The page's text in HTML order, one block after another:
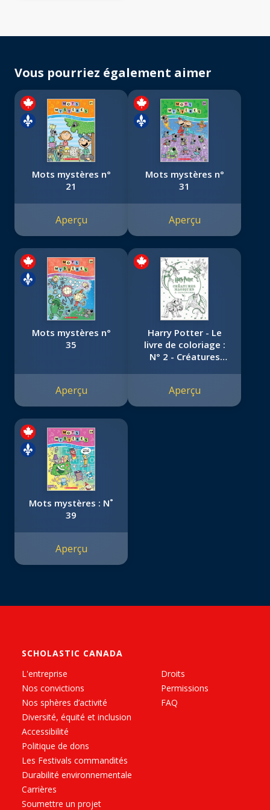
Vous pourriez également aimer
Mots mystères n°
21
Aperçu
Mots mystères n°
31
Aperçu
Mots mystères n°
35
Aperçu
Harry Potter - Le
livre de coloriage :
N° 2 - Créatures
Aperçu
Mots mystères : N˚
39
Aperçu
SCHOLASTIC CANADA
L'entreprise
Nos convictions
Nos sphères d’activité
Diversité, équité et inclusion
Accessibilité
Politique de dons
Les Festivals commandités
Durabilité environnementale
Carrières
Soumettre un projet
Droits
Permissions
FAQ